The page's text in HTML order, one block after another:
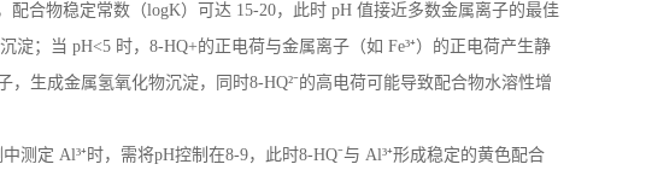
配合物稳定常数（logK）可达 15-20，此时 pH 值接近多数金属离子的最佳
淀；当 pH<5 时， 8-HQ+的正电荷与金属离子（如 Fe³⁺）的正电荷产生静
，生成金属氢氧化物沉淀，同时8-HQ²⁻的高电荷可能导致配合物水溶性增
测定 Al³⁺时，需将pH控制在8-9，此时8-HQ⁻与 Al³⁺形成稳定的黄色配合